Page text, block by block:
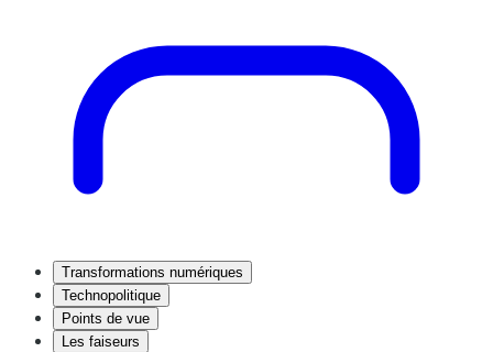
Transformations numériques
Technopolitique
Points de vue
Les faiseurs